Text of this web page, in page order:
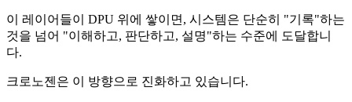
이 레이어들이 DPU 위에 쌓이면, 시스템은 단순히 "기록"하는
것을 넘어 "이해하고, 판단하고, 설명"하는 수준에 도달합니
다.
크로노젠은 이 방향으로 진화하고 있습니다.